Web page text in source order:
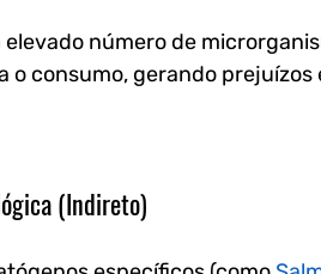
número de
o consumo, gerando prejuízos
(Indireto)